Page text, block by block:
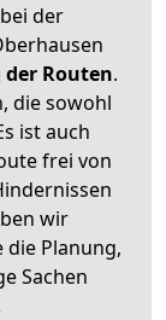
der
Routen.
die sowohl
ist auch
frei von
wir
Planung,
Sachen